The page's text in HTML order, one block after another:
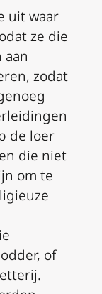
uit waar
ze die
zodat
de loer
die niet
om te
of